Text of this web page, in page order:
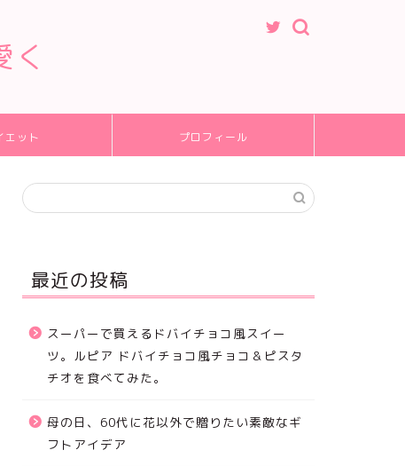
エット プロフィール
最近の投稿
スーパーで買えるドバイチョコ風スイー
ツ。ルピア ドバイチョコ風チョコ＆ピスタ
チオを食べてみた。
母の日、60代に花以外で贈りたい素敵なギ
フトアイデア